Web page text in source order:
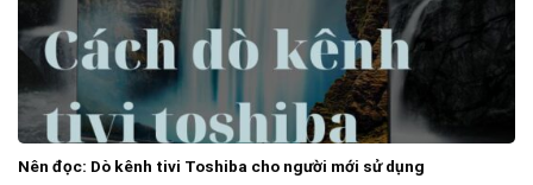
Nên đọc: Dò kênh tivi Toshiba cho người mới sử dụng